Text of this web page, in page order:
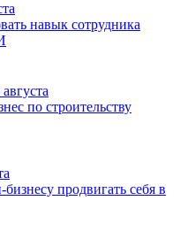
навык сотрудника
по строительству
продвигать себя в